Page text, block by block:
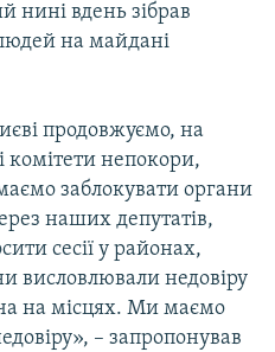
нині вдень зібрав
на майдані
продовжуємо, на
комітети непокори,
заблокувати органи
наших депутатів,
сесії у районах,
висловлювали недовіру
на місцях. Ми маємо
– запропонував